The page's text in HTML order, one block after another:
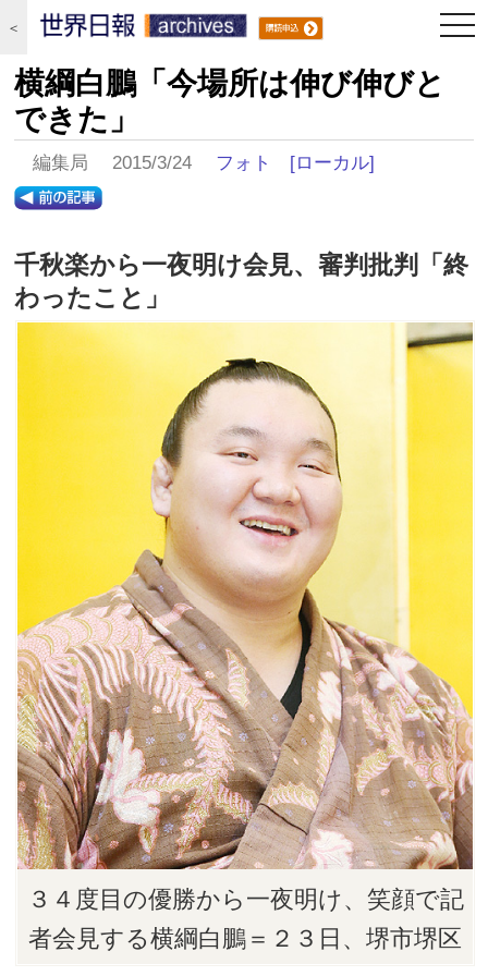
＜
横綱白鵬「今場所は伸び伸びと
できた」
編集局 2015/3/24 フォト [ローカル]
千秋楽から一夜明け会見、審判批判「終
わったこと」
３４度目の優勝から一夜明け、笑顔で記
者会見する横綱白鵬＝２３日、堺市堺区